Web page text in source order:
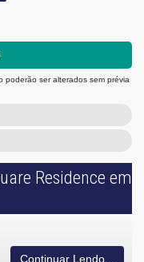
poderão ser alterados sem prévia
Residence em
Continuar Lendo...